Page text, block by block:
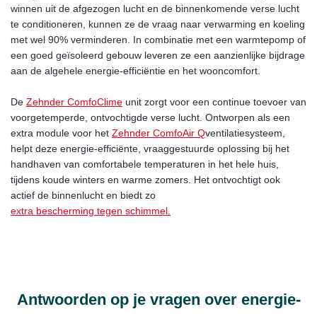
winnen uit de afgezogen lucht en de binnenkomende verse lucht
te conditioneren, kunnen ze de vraag naar verwarming en koeling
met wel 90% verminderen. In combinatie met een warmtepomp of
een goed geïsoleerd gebouw leveren ze een aanzienlijke bijdrage
aan de algehele energie-efficiëntie en het wooncomfort.
De Zehnder ComfoClime unit zorgt voor een continue toevoer van
voorgetemperde, ontvochtigde verse lucht. Ontworpen als een
extra module voor het Zehnder ComfoAir Qventilatiesysteem,
helpt deze energie-efficiënte, vraaggestuurde oplossing bij het
handhaven van comfortabele temperaturen in het hele huis,
tijdens koude winters en warme zomers. Het ontvochtigt ook
actief de binnenlucht en biedt zo
extra bescherming tegen schimmel.
Antwoorden op je vragen over energie-